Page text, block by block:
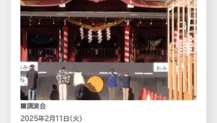
■講演会
2025年2月11日（火）